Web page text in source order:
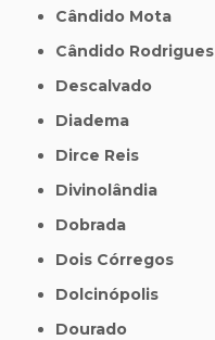
Cândido Mota
Cândido Rodrigues
Descalvado
Diadema
Dirce Reis
Divinolândia
Dobrada
Dois Córregos
Dolcinópolis
Dourado